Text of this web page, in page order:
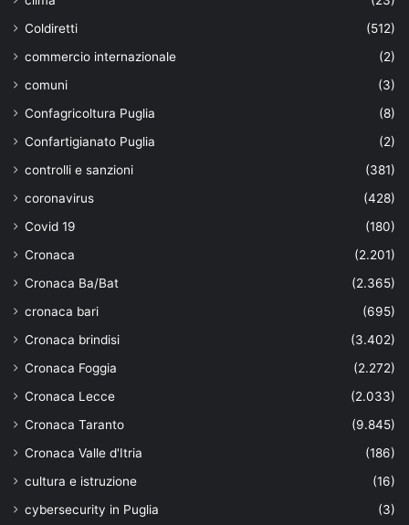
Coldiretti
(512)
commercio internazionale
(2)
comuni
(3)
Confagricoltura Puglia
(8)
Confartigianato Puglia
(2)
controlli e sanzioni
(381)
coronavirus
(428)
Covid 19
(180)
Cronaca
(2.201)
Cronaca Ba/Bat
(2.365)
cronaca bari
(695)
Cronaca brindisi
(3.402)
Cronaca Foggia
(2.272)
Cronaca Lecce
(2.033)
Cronaca Taranto
(9.845)
Cronaca Valle d'Itria
(186)
cultura e istruzione
(16)
cybersecurity in Puglia
(3)